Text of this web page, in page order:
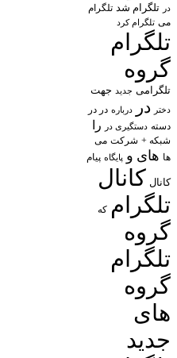
در تلگرام شد تلگرام
می تلگرام کرد
تلگرام
گروه
تلگرامی جدید جهت
دختر در درباره در در
دسته دستگیری در را
شبکه + شرکت می
ها های و پایگاه پیام
کانال کانال
تلگرام که
گروه
تلگرام
گروه
های
جدید